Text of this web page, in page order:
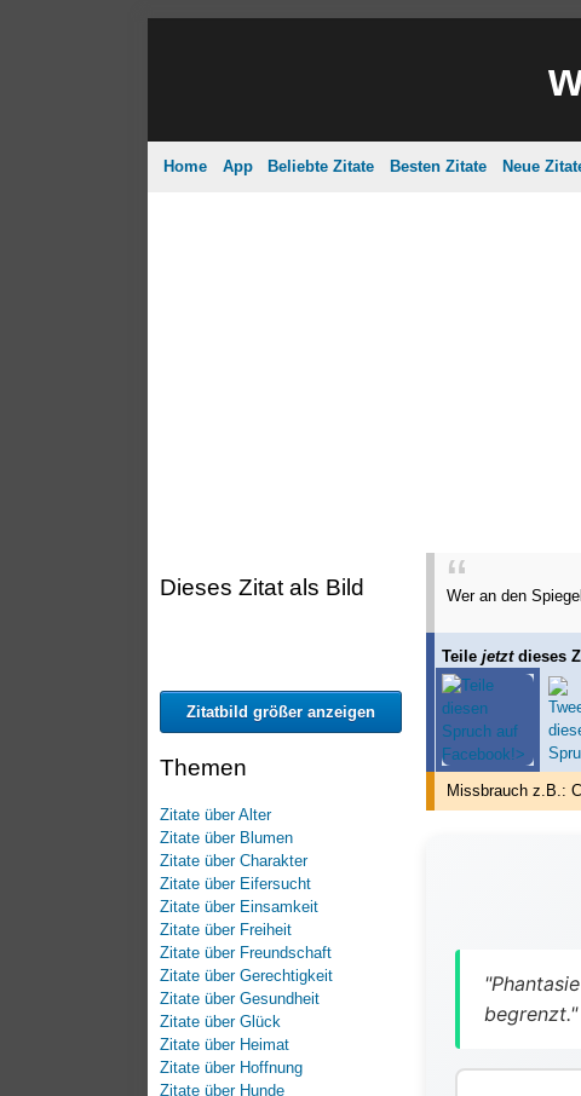
Home App Beliebte Zitate Besten Zitate Neue
Dieses Zitat als Bild
Zitatbild größer anzeigen
Themen
Zitate über Alter
Zitate über Blumen
Zitate über Charakter
Zitate über Eifersucht
Zitate über Einsamkeit
Zitate über Freiheit
Zitate über Freundschaft
Zitate über Gerechtigkeit
Zitate über Gesundheit
Zitate über Glück
Zitate über Heimat
Zitate über Hoffnung
Zitate über Hunde
Wer an den
Teilejetztdieses
Missbrauch z.B.:
begrenzt."